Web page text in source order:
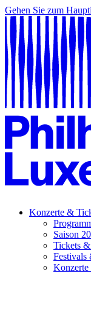
Gehen Sie zum
Konzerte &
Saison
Tickets
Festivals